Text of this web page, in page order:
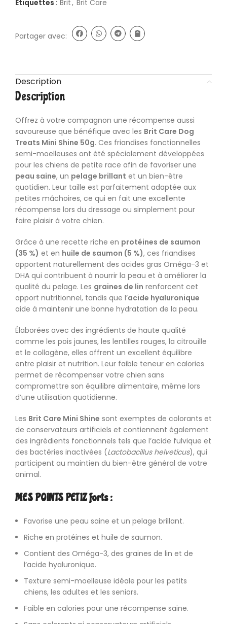
Étiquettes : Brit, Brit Care
Partager avec:
Description
Description
Offrez à votre compagnon une récompense aussi
savoureuse que bénéfique avec les Brit Care Dog
Treats Mini Shine 50g. Ces friandises fonctionnelles
semi-moelleuses ont été spécialement développées
pour les chiens de petite race afin de favoriser une
peau saine, un pelage brillant et un bien-être
quotidien. Leur taille est parfaitement adaptée aux
petites mâchoires, ce qui en fait une excellente
récompense lors du dressage ou simplement pour
faire plaisir à votre chien.
Grâce à une recette riche en protéines de saumon
(35 %) et en huile de saumon (5 %), ces friandises
apportent naturellement des acides gras Oméga-3 et
DHA qui contribuent à nourrir la peau et à améliorer la
qualité du pelage. Les graines de lin renforcent cet
apport nutritionnel, tandis que l’acide hyaluronique
aide à maintenir une bonne hydratation de la peau.
Élaborées avec des ingrédients de haute qualité
comme les pois jaunes, les lentilles rouges, la citrouille
et le collagène, elles offrent un excellent équilibre
entre plaisir et nutrition. Leur faible teneur en calories
permet de récompenser votre chien sans
compromettre son équilibre alimentaire, même lors
d’une utilisation quotidienne.
Les Brit Care Mini Shine sont exemptes de colorants et
de conservateurs artificiels et contiennent également
des ingrédients fonctionnels tels que l’acide fulvique et
des bactéries inactivées (Lactobacillus helveticus), qui
participent au maintien du bien-être général de votre
animal.
MES POINTS PETIZ forts :
Favorise une peau saine et un pelage brillant.
Riche en protéines et huile de saumon.
Contient des Oméga-3, des graines de lin et de
l’acide hyaluronique.
Texture semi-moelleuse idéale pour les petits
chiens, les adultes et les seniors.
Faible en calories pour une récompense saine.